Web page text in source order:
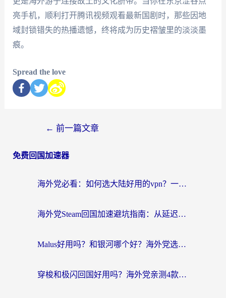
亮手机，顺利打开腾讯视频观看最新国剧时，那些因地
域封锁错失的热播遗憾，终将成为历史褶皱里的淡淡墨
痕。
Spread the love
← 前一篇文章
免费回国加速器
海外党必看：如何选大陆好用的vpn？一篇解决你的回国访问难题
海外党Steam回国加速避坑指南：从延迟卡顿到无缝畅玩，我踩过的坑和最优解
Malus好用吗？和银河哪个好？海外党选回国加速器的避坑指南（附乌克兰玩国内游戏实测）
穿梭和极闪回国好用吗？海外党亲测4款加速器+1个隐藏宝藏